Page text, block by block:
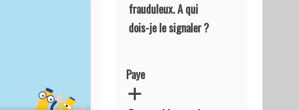
frauduleux. A qui
dois-je le signaler ?
Paye
a